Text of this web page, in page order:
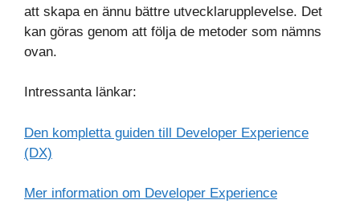
att skapa en ännu bättre utvecklarupplevelse. Det
kan göras genom att följa de metoder som nämns
ovan.
Intressanta länkar:
Den kompletta guiden till Developer Experience
(DX)
Mer information om Developer Experience